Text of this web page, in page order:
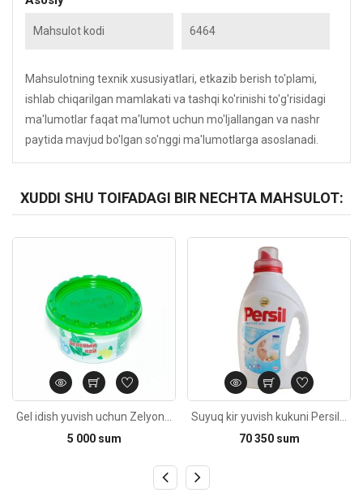
Mahsulot kodi 6464
Mahsulotning texnik xususiyatlari, etkazib berish to'plami,
ishlab chiqarilgan mamlakati va tashqi ko'rinishi to'g'risidagi
ma'lumotlar faqat ma'lumot uchun mo'ljallangan va nashr
paytida mavjud bo'lgan so'nggi ma'lumotlarga asoslanadi.
XUDDI SHU TOIFADAGI BIR NECHTA MAHSULOT:
5 000 sum
70 350 sum